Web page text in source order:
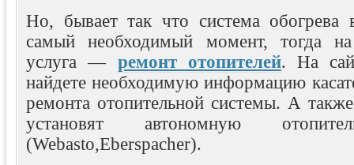
Но, бывает так что система обогрева
самый необходимый момент, тогда
услуга — ремонт отопителей. На
найдете необходимую информацию
ремонта отопительной системы. А
установят автономную
(Webasto,Eberspacher).